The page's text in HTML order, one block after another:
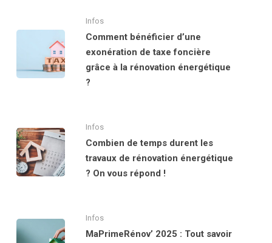
Infos
Comment bénéficier d’une
exonération de taxe foncière
grâce à la rénovation énergétique
?
Infos
Combien de temps durent les
travaux de rénovation énergétique
? On vous répond !
Infos
MaPrimeRénov’ 2025 : Tout savoir